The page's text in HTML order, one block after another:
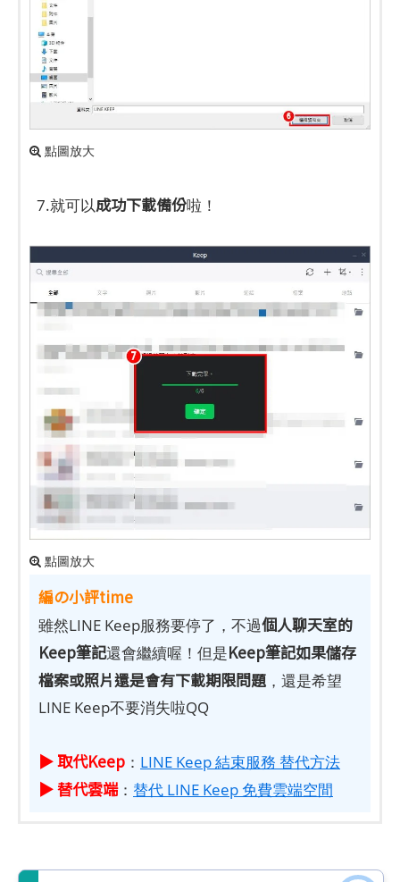
點圖放大
7.就可以成功下載備份啦！
點圖放大
編の小評time
雖然LINE Keep服務要停了，不過個人聊天室的
Keep筆記還會繼續喔！但是Keep筆記如果儲存
檔案或照片還是會有下載期限問題 ，還是希望
LINE Keep不要消失啦QQ
▶ 取代Keep ： LINE Keep 結束服務 替代方法
▶ 替代雲端： 替代 LINE Keep 免費雲端空間